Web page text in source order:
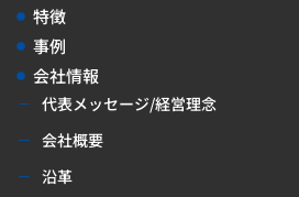
特徴
事例
会社情報
代表メッセージ/経営理念
会社概要
沿革